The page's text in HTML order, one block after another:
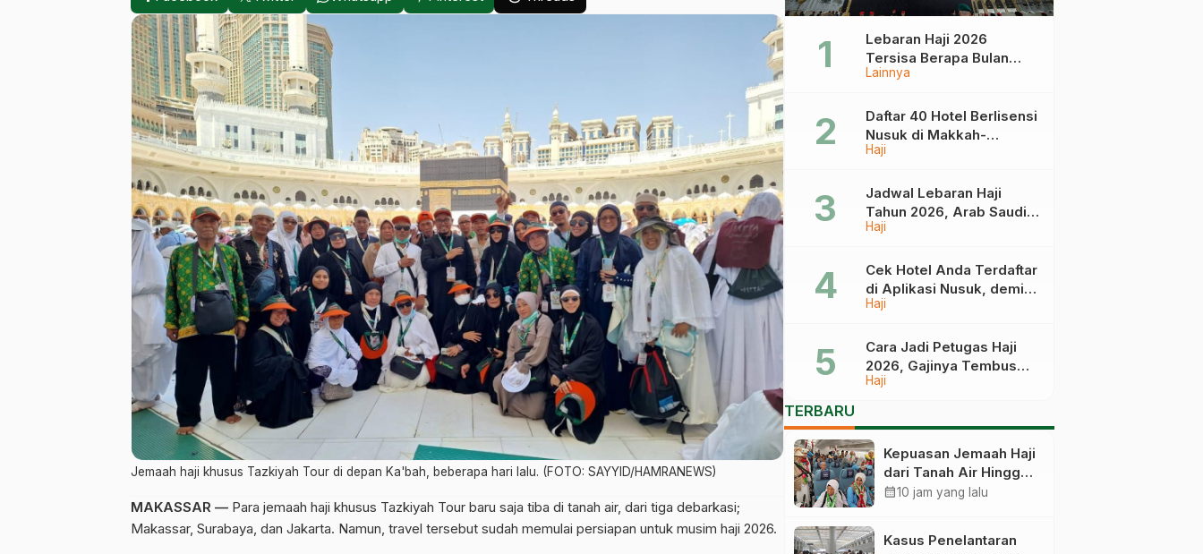
Jemaah haji khusus Tazkiyah Tour di depan Ka'bah, beberapa hari lalu. (FOTO: SAYYID/HAMRANEWS)
MAKASSAR — Para jemaah haji khusus Tazkiyah Tour baru saja tiba di tanah air, dari tiga debarkasi;
Makassar, Surabaya, dan Jakarta. Namun, travel tersebut sudah memulai persiapan untuk musim haji 2026.
Lainnya
Lebaran Haji 2026
Tersisa Berapa Bulan
Lagi? Ini Jadwal Idul Fitri
Depan
Haji
Daftar 40 Hotel Berlisensi
Nusuk di Makkah-
Madinah, Calon Jemaah
Haji
Jadwal Lebaran Haji
Tahun 2026, Arab Saudi
Mulai Terima Jemaah
Haji
Cek Hotel Anda Terdaftar
di Aplikasi Nusuk, demi
Umrah yang Aman dan
Haji
Cara Jadi Petugas Haji
2026, Gajinya Tembus
Rp75 Juta!
TERBARU
Kepuasan Jemaah Haji
dari Tanah Air Hingga
Kembali Catat Angka
calendar_month10 jam yang lalu
Kasus Penelantaran